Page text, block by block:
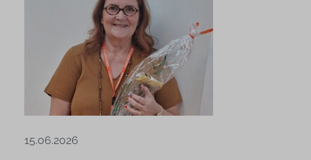
15.06.2026